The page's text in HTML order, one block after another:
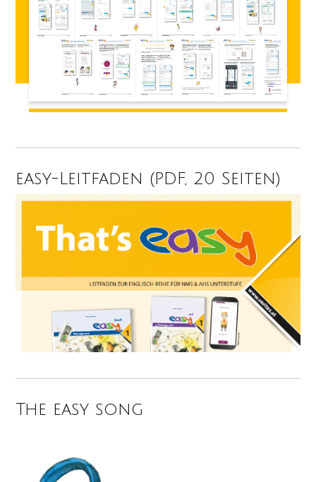
easy-Leitfaden (PDF, 20 Seiten)
The easy song